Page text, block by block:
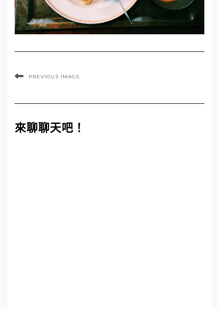
PREVIOUS IMAGE
來聊聊天吧！